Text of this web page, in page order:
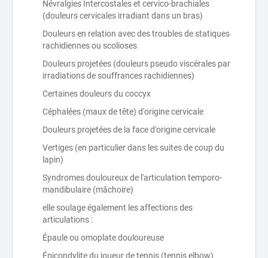
Névralgies Intercostales et cervico-brachiales
(douleurs cervicales irradiant dans un bras)
Douleurs en relation avec des troubles de statiques
rachidiennes ou scolioses
Douleurs projetées (douleurs pseudo viscérales par
irradiations de souffrances rachidiennes)
Certaines douleurs du coccyx
Céphalées (maux de tête) d'origine cervicale
Douleurs projetées de la face d'origine cervicale
Vertiges (en particulier dans les suites de coup du
lapin)
Syndromes douloureux de l'articulation temporo-
mandibulaire (mâchoire)
elle soulage également les affections des
articulations :
Épaule ou omoplate douloureuse
Épicondylite du joueur de tennis (tennis elbow)